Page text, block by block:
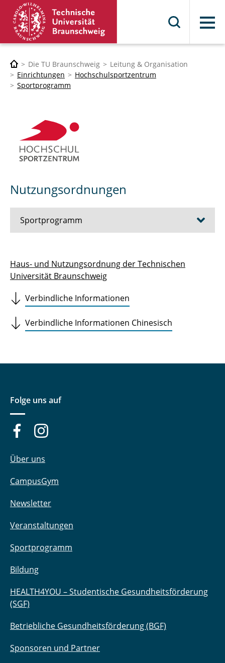
Menü
Die TU Braunschweig
Leitung & Organisation
Einrichtungen
Hochschulsportzentrum
Sportprogramm
Nutzungsordnungen
Sportprogramm
Buchungs- und Teilnahmebedingungen
Nutzungsordnungen
Differenzierung der Sportangebote
Haus- und Nutzungsordnung der Technischen
Universität Braunschweig
Verbindliche Informationen
Verbindliche Informationen Chinesisch
Folge uns auf
Über uns
CampusGym
Newsletter
Veranstaltungen
Sportprogramm
Bildung
HEALTH4YOU – Studentische Gesundheitsförderung
(SGF)
Betriebliche Gesundheitsförderung (BGF)
Sponsoren und Partner